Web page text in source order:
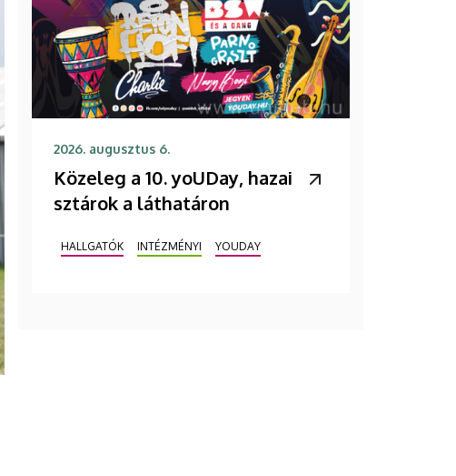
2026. augusztus 6.
Közeleg a 10. yoUDay, hazai
sztárok a láthatáron
HALLGATÓK INTÉZMÉNYI YOUDAY